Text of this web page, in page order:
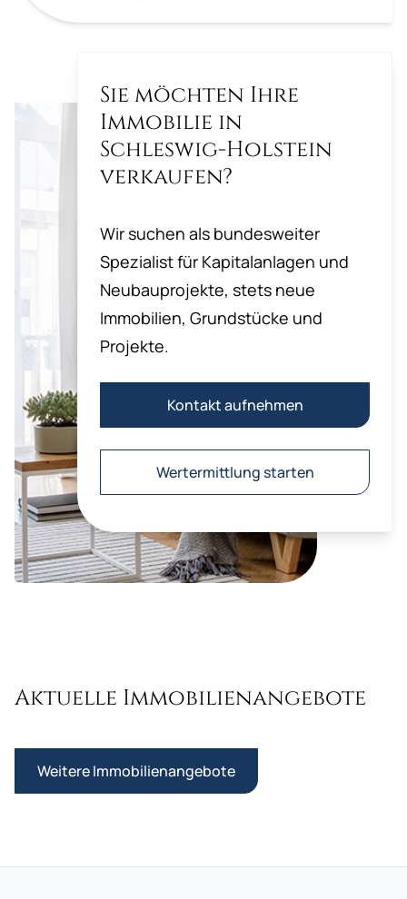
Sie möchten Ihre
Immobilie in
Schleswig-Holstein
verkaufen?
Wir suchen als bundesweiter
Spezialist für Kapitalanlagen und
Neubauprojekte, stets neue
Immobilien, Grundstücke und
Projekte.
Kontakt aufnehmen
Wertermittlung starten
Aktuelle Immobilienangebote
Weitere Immobilienangebote